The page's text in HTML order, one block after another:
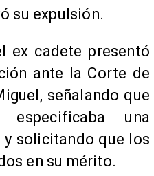
su expulsión.
ex cadete presentó
ante la Corte de
señalando que
una
y solicitando que los
en su mérito.